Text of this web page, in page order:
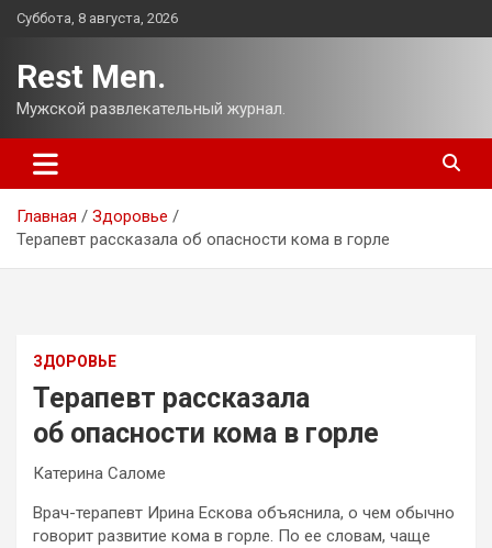
Перейти
Суббота, 8 августа, 2026
Rest Men.
Мужской развлекательный журнал.
Главная
Здоровье
Терапевт рассказала об опасности кома в горле
ЗДОРОВЬЕ
Терапевт рассказала
об опасности кома в горле
Катерина Саломе
Врач-терапевт Ирина Ескова объяснила, о чем обычно
говорит развитие кома в горле. По ее словам, чаще